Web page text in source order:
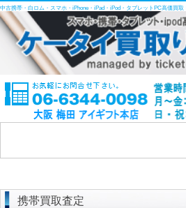
中古携帯・白ロム・スマホ・iPhone・iPad・iPod・タブレットPC高価買
携帯買取査定